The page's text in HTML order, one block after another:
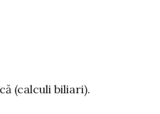
(calculi biliari).